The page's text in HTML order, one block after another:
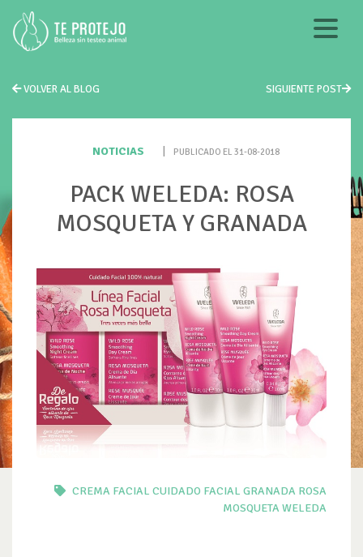
VOLVER AL BLOG SIGUIENTE POST
NOTICIAS PUBLICADO EL 31-08-2018
PACK WELEDA: ROSA
MOSQUETA Y GRANADA
CREMA FACIAL CUIDADO FACIAL GRANADA ROSA
MOSQUETA WELEDA